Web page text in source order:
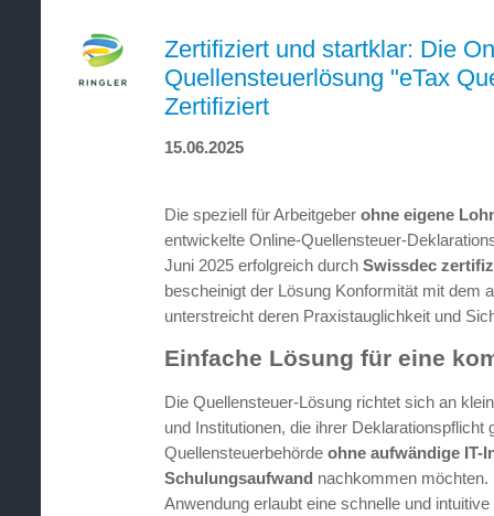
Zertifiziert und startklar: Die
Quellensteuerlösung "eTax
Zertifiziert
15.06.2025
Die speziell für Arbeitgeber ohne eigene
entwickelte Online-Quellensteuer-
Juni 2025 erfolgreich durch Swissdec
bescheinigt der Lösung Konformität mit dem
unterstreicht deren Praxistauglichkeit und
Einfache Lösung für eine
Die Quellensteuer-Lösung richtet sich an
und Institutionen, die ihrer Deklarationspflicht
Quellensteuerbehörde ohne aufwändige IT-
Schulungsaufwand nachkommen
Anwendung erlaubt eine schnelle und